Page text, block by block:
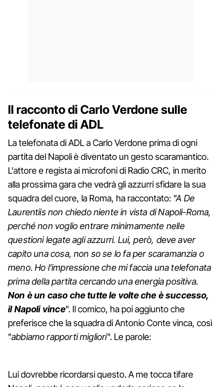
Il racconto di Carlo Verdone sulle
telefonate di ADL
La telefonata di ADL a Carlo Verdone prima di ogni
partita del Napoli è diventato un gesto scaramantico.
L'attore e regista ai microfoni di Radio CRC, in merito
alla prossima gara che vedrà gli azzurri sfidare la sua
squadra del cuore, la Roma, ha raccontato: "A De
Laurentiis non chiedo niente in vista di Napoli-Roma,
perché non voglio entrare minimamente nelle
questioni legate agli azzurri. Lui, però, deve aver
capito una cosa, non so se lo fa per scaramanzia o
meno.Ho l’impressione che mi faccia una telefonata
prima della partita cercando una energia positiva.
Non è un caso che tutte le volte che è successo,
il Napoli vince". Il comico, ha poi aggiunto che
preferisce che la squadra di Antonio Conte vinca, così
"abbiamo rapporti migliori". Le parole:
Lui dovrebbe ricordarsi questo. A me tocca tifare